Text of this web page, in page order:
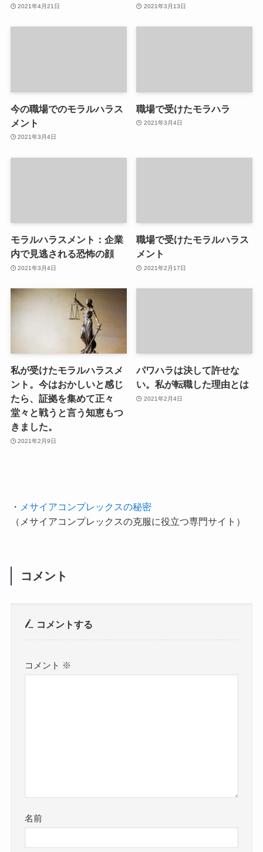
2021年4月21日 2021年3月13日
今の職場でのモラルハラス
メント
2021年3月4日
職場で受けたモラハラ
2021年3月4日
モラルハラスメント：企業
内で見逃される恐怖の顔
2021年3月4日
職場で受けたモラルハラス
メント
2021年2月17日
私が受けたモラルハラスメ
ント。今はおかしいと感じ
たら、証拠を集めて正々
堂々と戦うと言う知恵もつ
きました。
2021年2月9日
パワハラは決して許せな
い。私が転職した理由とは
2021年2月4日
・
メサイアコンプレックスの秘密
（メサイアコンプレックスの克服に役立つ専門サイト）
コメント
コメントする
コメント ※
名前